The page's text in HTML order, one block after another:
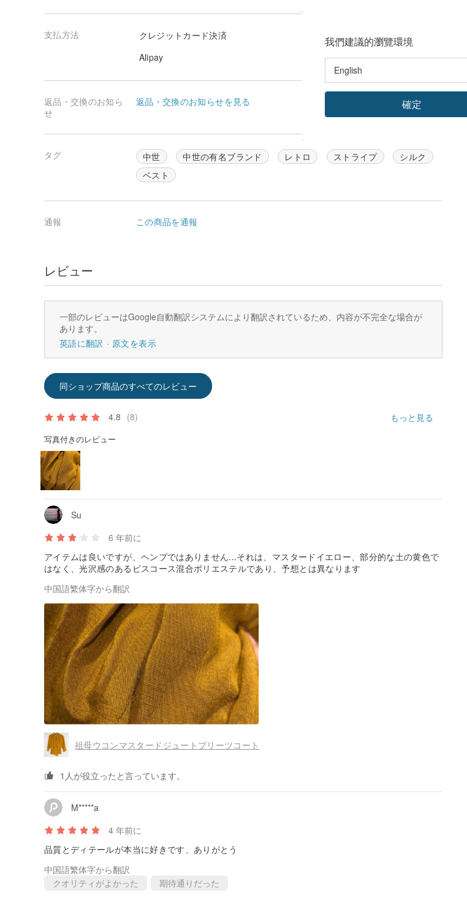
支払方法
クレジットカード決済
Alipay
返品・交換のお知ら
せ
返品・交換のお知らせを見る
タグ 中世 中世の有名ブランド レトロ ストライプ
シルク
ベスト
通報 この商品を通報
レビュー
一部のレビューはGoogle自動翻訳システムにより翻訳されているため、内容が不完全な場合が
あります。
英語に翻訳
原文を表示
同ショップ商品のすべてのレビュー
4.8 (8) もっと見る
写真付きのレビュー
Su
6 年前に
アイテムは良いですが、ヘンプではありません...それは、マスタードイエロー、部分的な土の黄色で
はなく、光沢感のあるビスコース混合ポリエステルであり、予想とは異なります
中国語繁体字から翻訳
祖母ウコンマスタードジュートプリーツコート
1人が役立ったと言っています。
M*****a
4 年前に
品質とディテールが本当に好きです、ありがとう
中国語繁体字から翻訳
クオリティがよかった
期待通りだった
我們建議的瀏覽環境
確定